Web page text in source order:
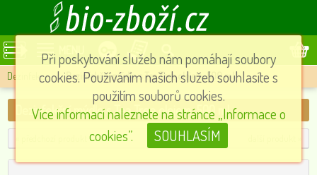
MENU
Dezinfekce » Dezinfekční mýdlo s Tea Tree olejem, 500 ml
Dezinfekční mýdlo s Tea Tree olejem, 500 ml
Při poskytování služeb nám pomáhají soubory
cookies. Používáním našich služeb souhlasíte s
použitím souborů cookies.
Více informací naleznete na stránce „Informace o
cookies”.
SOUHLASÍM